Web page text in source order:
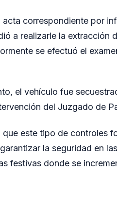
correspondiente por
a realizarle la extracción
se efectuó el
el vehículo fue
del Juzgado de
este tipo de controles
la seguridad en
festivas donde se